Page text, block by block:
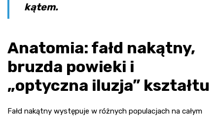
kątem.
Anatomia: fałd nakątny,
bruzda powieki i
„optyczna iluzja” kształtu
Fałd nakątny występuje w różnych populacjach na całym